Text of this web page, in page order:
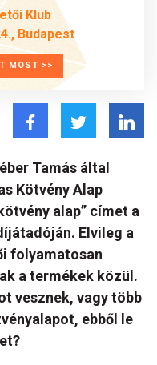
Klub
Budapest
MOST >>
Tamás által
Kötvény Alap
alap” címet a
Elvileg a
folyamatosan
a termékek közül.
vesznek, vagy több
ebből le